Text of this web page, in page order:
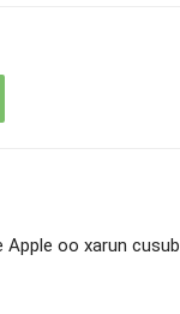
Apple oo xarun cusub